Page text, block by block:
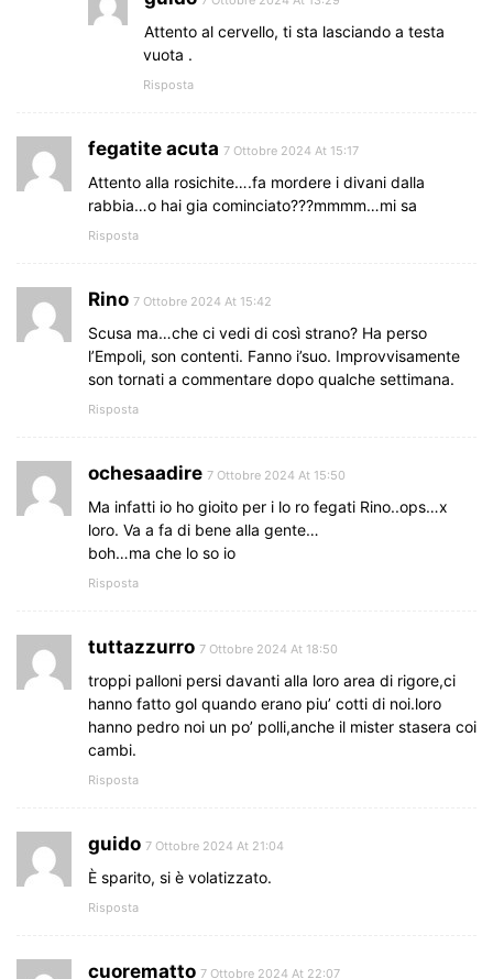
Attento al cervello, ti sta lasciando a testa
vuota .
Risposta
fegatite acuta 7 Ottobre 2024 At 15:17
Attento alla rosichite….fa mordere i divani dalla
rabbia…o hai gia cominciato???mmmm…mi sa
Risposta
Rino 7 Ottobre 2024 At 15:42
Scusa ma…che ci vedi di così strano? Ha perso
l’Empoli, son contenti. Fanno i’suo. Improvvisamente
son tornati a commentare dopo qualche settimana.
Risposta
ochesaadire 7 Ottobre 2024 At 15:50
Ma infatti io ho gioito per i lo ro fegati Rino..ops…x
loro. Va a fa di bene alla gente…
boh…ma che lo so io
Risposta
tuttazzurro 7 Ottobre 2024 At 18:50
troppi palloni persi davanti alla loro area di rigore,ci
hanno fatto gol quando erano piu’ cotti di noi.loro
hanno pedro noi un po’ polli,anche il mister stasera coi
cambi.
Risposta
guido 7 Ottobre 2024 At 21:04
È sparito, si è volatizzato.
Risposta
cuorematto 7 Ottobre 2024 At 22:07